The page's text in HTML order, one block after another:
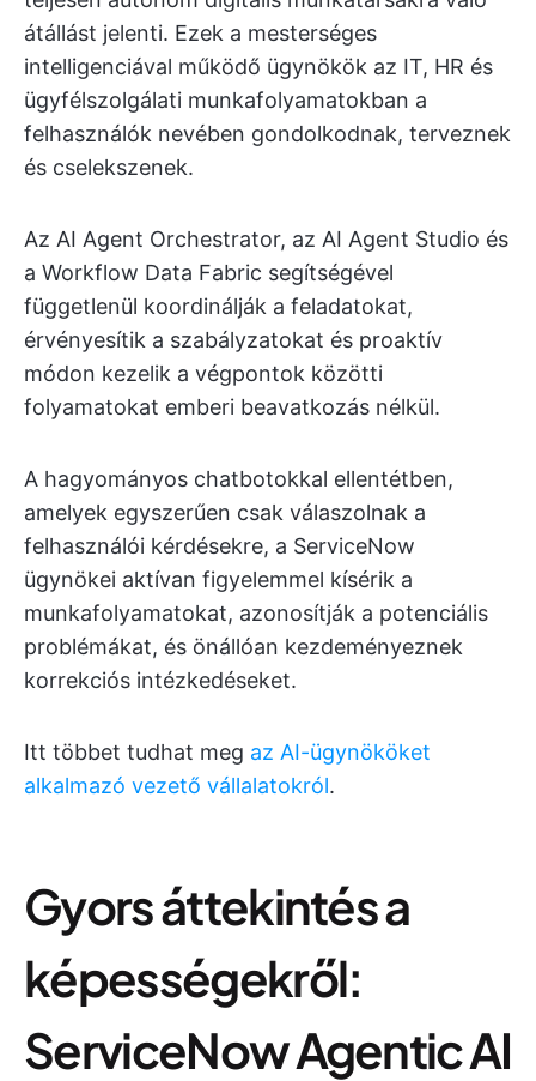
átállást jelenti. Ezek a mesterséges
intelligenciával működő ügynökök az IT, HR és
ügyfélszolgálati munkafolyamatokban a
felhasználók nevében gondolkodnak, terveznek
és cselekszenek.
Az AI Agent Orchestrator, az AI Agent Studio és
a Workflow Data Fabric segítségével
függetlenül koordinálják a feladatokat,
érvényesítik a szabályzatokat és proaktív
módon kezelik a végpontok közötti
folyamatokat emberi beavatkozás nélkül.
A hagyományos chatbotokkal ellentétben,
amelyek egyszerűen csak válaszolnak a
felhasználói kérdésekre, a ServiceNow
ügynökei aktívan figyelemmel kísérik a
munkafolyamatokat, azonosítják a potenciális
problémákat, és önállóan kezdeményeznek
korrekciós intézkedéseket.
Itt többet tudhat meg az AI-ügynököket
alkalmazó vezető vállalatokról.
Gyors áttekintés a
képességekről:
ServiceNow Agentic AI